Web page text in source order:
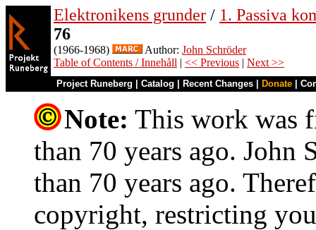
Elektronikens grunder / 1. Passiva
76
(1966-1968) Author: John Schröder
Table of Contents / Innehåll | << Previous | Next >>
Project Runeberg Catalog Recent Changes Donate
Note: This work was
than 70 years ago. John
than 70 years ago.
copyright, restricting